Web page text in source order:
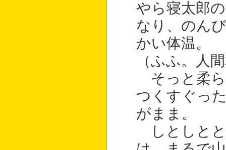
やら寝太郎
なり、のん
かい体温。
（ふふ。人
そっと柔ら
つくすぐっ
がまま。
しとしとと